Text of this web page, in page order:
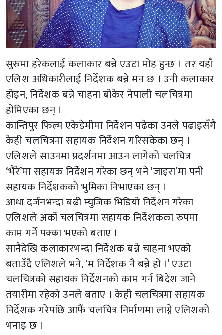
सुरुमा हरेकलाई कलाकार बन्ने एउटा मोह हुन्छ । तर यहाँ
एलिश अधिकारीलाई निर्देशक बन्ने मन छ । उनी कलाकार
होइन, निर्देशक बन्ने चाहना बोकेर नेपाली चलचित्रमा
होमिएका छन् ।
कान्तिपुर फिल्म एकेडेमीमा निर्देशन पढेका उनले पढाइसँगै
केही चलचित्रमा सहायक निर्देशन गरिसकेका छन् ।
एलिशले साउनमा प्रदर्शनमा आउन लागेको चलचित्र
‘भैरे’मा सहायक निर्देशन गरेका छन् भने ‘जाइरा’मा पनी
सहायक निर्देशकको भुमिका निभाएका छन् ।
आधा दर्जनभन्दा बढी म्युजिक भिडियो निर्देशन गरेका
एलिशले अर्को चलचित्रमा सहायक निर्देशकका रुपमा
काम गर्ने पक्का भएको बताए ।
सानैदेखि कलाकारभन्दा निर्देशक बन्ने चाहना भएको
बताउँदै एलिशले भने, ‘म निर्देशक नै बन्ने हो ।’ एउटा
चलचित्रको सहायक निर्देशनको काम गर्न बिदेश जाने
तयारीमा रहेको उनले बताए । केही चलचित्रमा सहायक
निर्देशक गरेपछि आफैं चलचित्र निर्माणमा लाग्ने एलिशको
भनाइ छ ।